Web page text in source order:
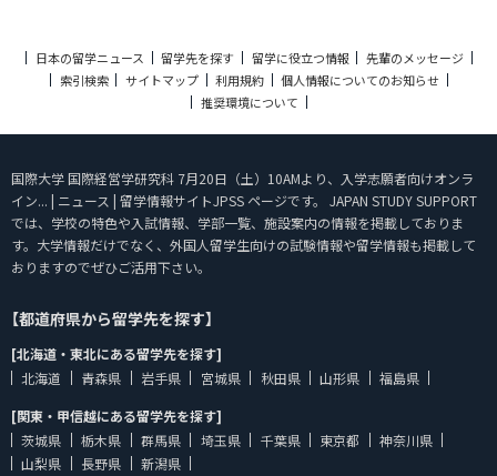
日本の留学ニュース 留学先を探す 留学に役立つ情報
先輩のメッセージ
索引検索
サイトマップ 利用規約
個人情報についてのお知らせ
推奨環境について
国際大学 国際経営学研究科 7月20日（土）10AMより、入学志願者向けオンラ
イン... | ニュース | 留学情報サイトJPSS ページです。 JAPAN STUDY SUPPORT
では、学校の特色や入試情報、学部一覧、施設案内の情報を掲載しておりま
す。大学情報だけでなく、外国人留学生向けの試験情報や留学情報も掲載して
おりますのでぜひご活用下さい。
【都道府県から留学先を探す】
[北海道・東北にある留学先を探す]
北海道
青森県 岩手県 宮城県 秋田県 山形県
福島県
[関東・甲信越にある留学先を探す]
茨城県
栃木県 群馬県 埼玉県 千葉県 東京都
神奈川県
山梨県
長野県
新潟県